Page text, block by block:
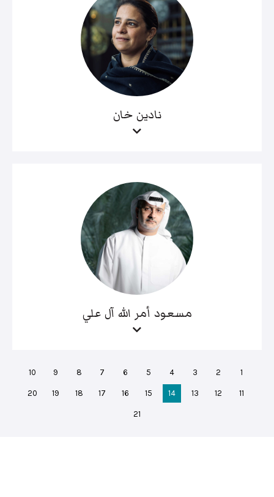
نادين خان
مسعود أمر الله آل علي
1
2
3
4
5
6
7
8
9
10
11
12
13
14
15
16
17
18
19
20
21